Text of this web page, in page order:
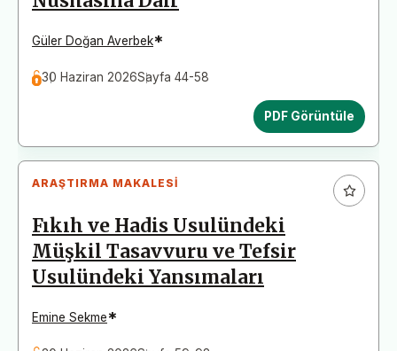
Güler Doğan Averbek*
30 Haziran 2026Sayfa 44-58
PDF Görüntüle
ARAŞTIRMA MAKALESI
Fıkıh ve Hadis Usulündeki
Müşkil Tasavvuru ve Tefsir
Usulündeki Yansımaları
Emine Sekme*